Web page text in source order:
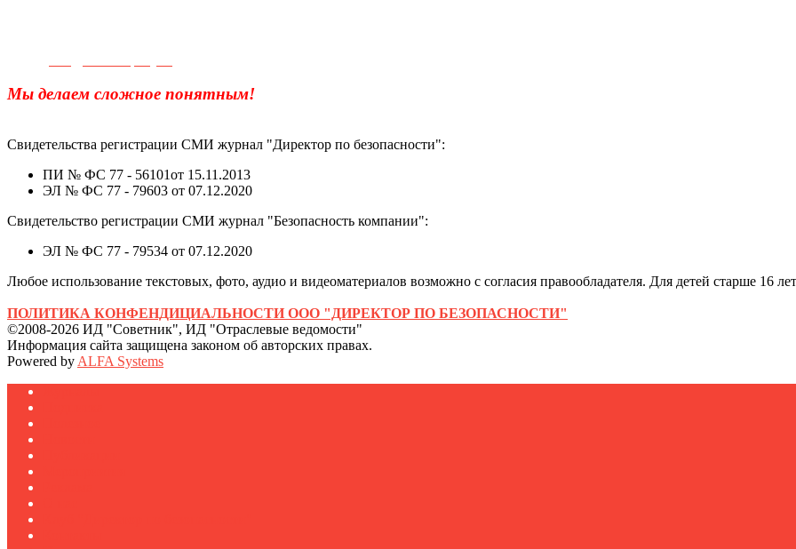
Мы делаем сложное понятным!
Свидетельства регистрации СМИ журнал "Директор по безопасности":
ПИ № ФС 77 - 56101от 15.11.2013
ЭЛ № ФС 77 - 79603 от 07.12.2020
Свидетельство регистрации СМИ журнал "Безопасность компании":
ЭЛ № ФС 77 - 79534 от 07.12.2020
Любое использование текстовых, фото, аудио и видеоматериалов возможно с согласия правообладателя. Для детей старше 16
ПОЛИТИКА КОНФЕНДИЦИАЛЬНОСТИ ООО "ДИРЕКТОР ПО БЕЗОПАСНОСТИ"
©2008-2026 ИД "Советник", ИД "Отраслевые ведомости"
Информация сайта защищена законом об авторских правах.
Powered by ALFA Systems